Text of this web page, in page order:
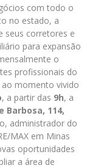
com todo o
no estado, a
seus corretores e
para expansão
o
profissionais do
momento vivido
, a partir das 9h, a
Barbosa, 114,
administrador do
MAX em Minas
oportunidades
a área de